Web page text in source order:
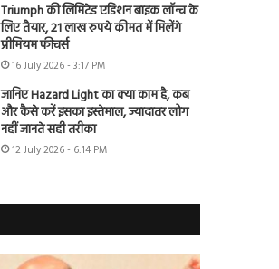
Triumph की लिमिटेड एडिशन बाइक लॉन्च के
लिए तैयार, 21 लाख रुपये कीमत में मिलेंगे
प्रीमियम फीचर्स
16 July 2026 - 3:17 PM
जानिए Hazard Light का क्या काम है, कब
और कैसे करें इसका इस्तेमाल, ज्यादातर लोग
नहीं जानते सही तरीका
12 July 2026 - 6:14 PM